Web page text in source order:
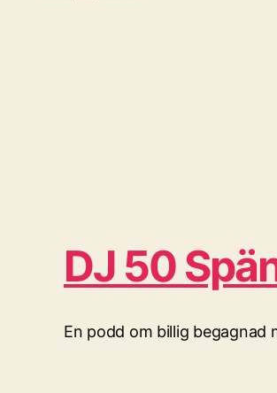
DJ 50
En podd om billig begagnad